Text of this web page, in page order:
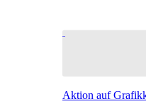
Aktion auf